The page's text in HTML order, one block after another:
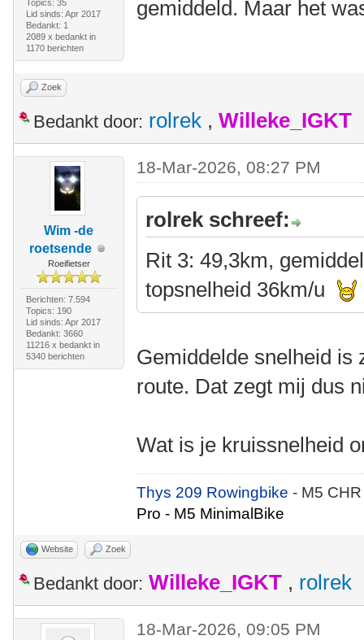
Topics: 35
Lid sinds: Apr 2017
Bedankt: 1
2089 x bedankt in
1170 berichten
gemiddeld. Maar het
Zoek
Bedankt door: rolrek , Willeke_IGKT
Wim -de
roetsende
Roeifietser
Berichten: 7.594
Topics: 190
Lid sinds: Apr 2017
Bedankt: 3660
11216 x bedankt in
5340 berichten
18-Mar-2026, 08:27 PM
rolrek schreef:
Rit 3: 49,3km,
topsnelheid 36km/u
Gemiddelde snelheid is
route. Dat zegt mij dus
Wat is je kruissnelheid
Thys 209 Rowingbike- M5
Pro - M5 MinimalBike
Website Zoek
Bedankt door: Willeke_IGKT , rolrek
18-Mar-2026, 09:05 PM